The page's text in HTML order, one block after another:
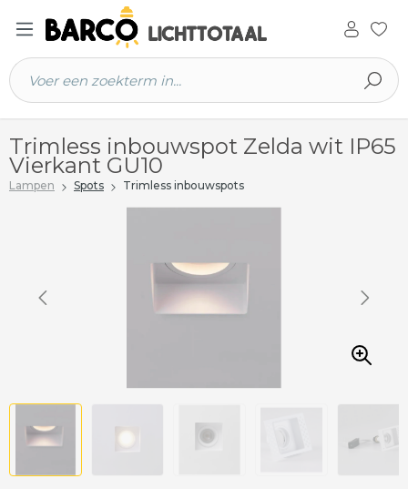
hoofdinhoud
Trimless inbouwspot Zelda wit IP65
Vierkant GU10
Lampen Spots Trimless inbouwspots